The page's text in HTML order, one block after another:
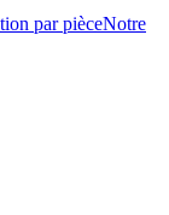
par pièceNotre